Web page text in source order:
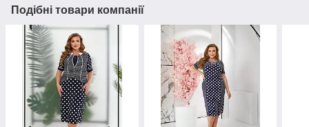
Подібні товари компанії